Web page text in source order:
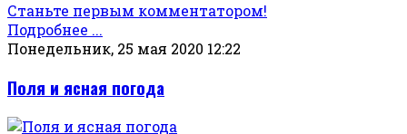
Станьте первым комментатором!
Подробнее ...
Понедельник, 25 мая 2020 12:22
Поля и ясная погода